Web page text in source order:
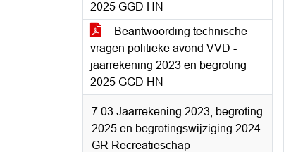
2025 GGD HN
Beantwoording technische
vragen politieke avond VVD -
jaarrekening 2023 en begroting
2025 GGD HN
7.03 Jaarrekening 2023, begroting
2025 en begrotingswijziging 2024
GR Recreatieschap